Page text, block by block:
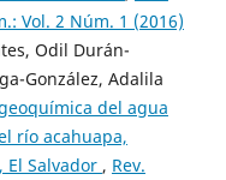
Vol. 2 Núm. 1 (2016)
Odil Durán-
González, Adalila
del agua
río acahuapa,
El Salvador , Rev.